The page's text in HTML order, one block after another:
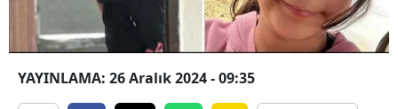
YAYINLAMA: 26 Aralık 2024 - 09:35